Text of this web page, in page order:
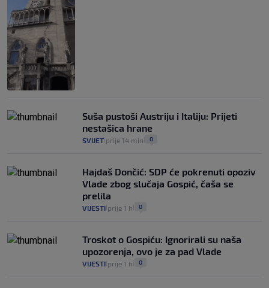
Suša pustoši Austriju i Italiju: Prijeti
nestašica hrane
SVIJET prije 14 min 0
Hajdaš Dončić: SDP će pokrenuti opoziv
Vlade zbog slučaja Gospić, čaša se
prelila
VIJESTI prije 1 h 0
Troskot o Gospiću: Ignorirali su naša
upozorenja, ovo je za pad Vlade
VIJESTI prije 1 h 0